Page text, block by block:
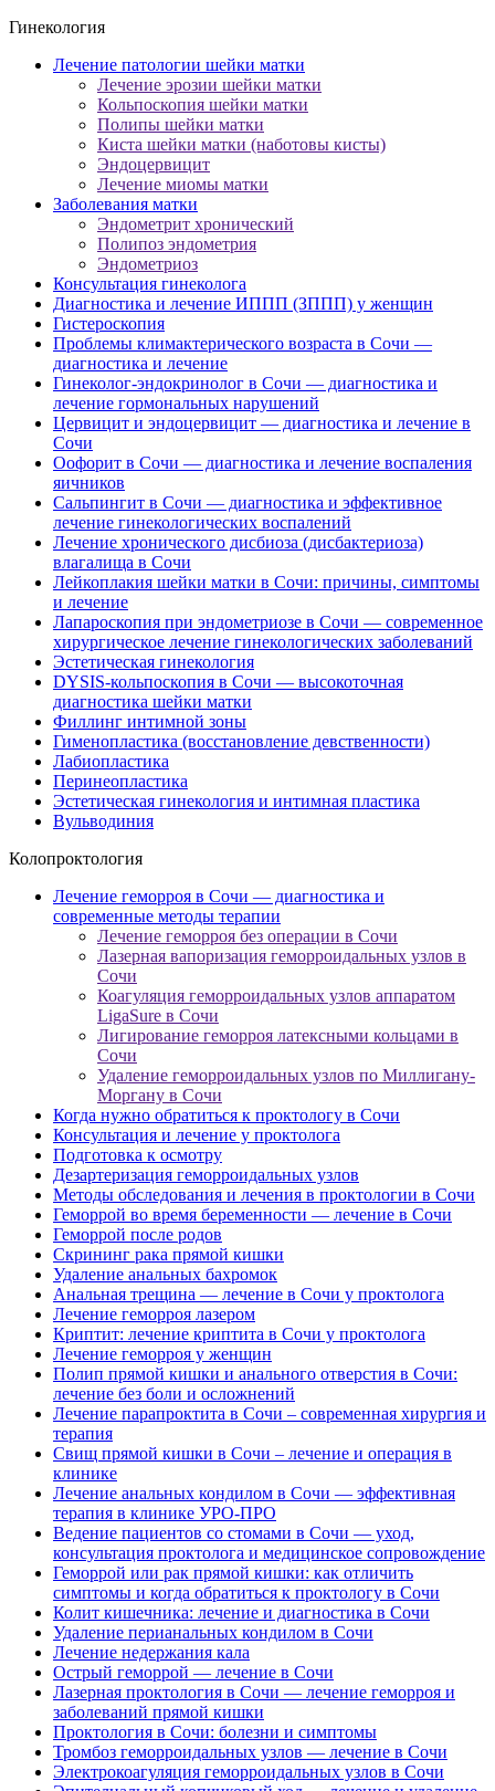
Гинекология
Лечение патологии шейки матки
Лечение эрозии шейки матки
Кольпоскопия шейки матки
Полипы шейки матки
Киста шейки матки (наботовы кисты)
Эндоцервицит
Лечение миомы матки
Заболевания матки
Эндометрит хронический
Полипоз эндометрия
Эндометриоз
Консультация гинеколога
Диагностика и лечение ИППП (ЗППП) у женщин
Гистероскопия
Проблемы климактерического возраста в Сочи —
диагностика и лечение
Гинеколог-эндокринолог в Сочи — диагностика и
лечение гормональных нарушений
Цервицит и эндоцервицит — диагностика и лечение в
Сочи
Оофорит в Сочи — диагностика и лечение воспаления
яичников
Сальпингит в Сочи — диагностика и эффективное
лечение гинекологических воспалений
Лечение хронического дисбиоза (дисбактериоза)
влагалища в Сочи
Лейкоплакия шейки матки в Сочи: причины, симптомы
и лечение
Лапароскопия при эндометриозе в Сочи — современное
хирургическое лечение гинекологических заболеваний
Эстетическая гинекология
DYSIS-кольпоскопия в Сочи — высокоточная
диагностика шейки матки
Филлинг интимной зоны
Гименопластика (восстановление девственности)
Лабиопластика
Перинеопластика
Эстетическая гинекология и интимная пластика
Вульводиния
Колопроктология
Лечение геморроя в Сочи — диагностика и
современные методы терапии
Лечение геморроя без операции в Сочи
Лазерная вапоризация геморроидальных узлов в
Сочи
Коагуляция геморроидальных узлов аппаратом
LigaSure в Сочи
Лигирование геморроя латексными кольцами в
Сочи
Удаление геморроидальных узлов по Миллигану-
Моргану в Сочи
Когда нужно обратиться к проктологу в Сочи
Консультация и лечение у проктолога
Подготовка к осмотру
Дезартеризация геморроидальных узлов
Методы обследования и лечения в проктологии в Сочи
Геморрой во время беременности — лечение в Сочи
Геморрой после родов
Скрининг рака прямой кишки
Удаление анальных бахромок
Анальная трещина — лечение в Сочи у проктолога
Лечение геморроя лазером
Криптит: лечение криптита в Сочи у проктолога
Лечение геморроя у женщин
Полип прямой кишки и анального отверстия в Сочи:
лечение без боли и осложнений
Лечение парапроктита в Сочи – современная хирургия и
терапия
Свищ прямой кишки в Сочи – лечение и операция в
клинике
Лечение анальных кондилом в Сочи — эффективная
терапия в клинике УРО-ПРО
Ведение пациентов со стомами в Сочи — уход,
консультация проктолога и медицинское сопровождение
Геморрой или рак прямой кишки: как отличить
симптомы и когда обратиться к проктологу в Сочи
Колит кишечника: лечение и диагностика в Сочи
Удаление перианальных кондилом в Сочи
Лечение недержания кала
Острый геморрой — лечение в Сочи
Лазерная проктология в Сочи — лечение геморроя и
заболеваний прямой кишки
Проктология в Сочи: болезни и симптомы
Тромбоз геморроидальных узлов — лечение в Сочи
Электрокоагуляция геморроидальных узлов в Сочи